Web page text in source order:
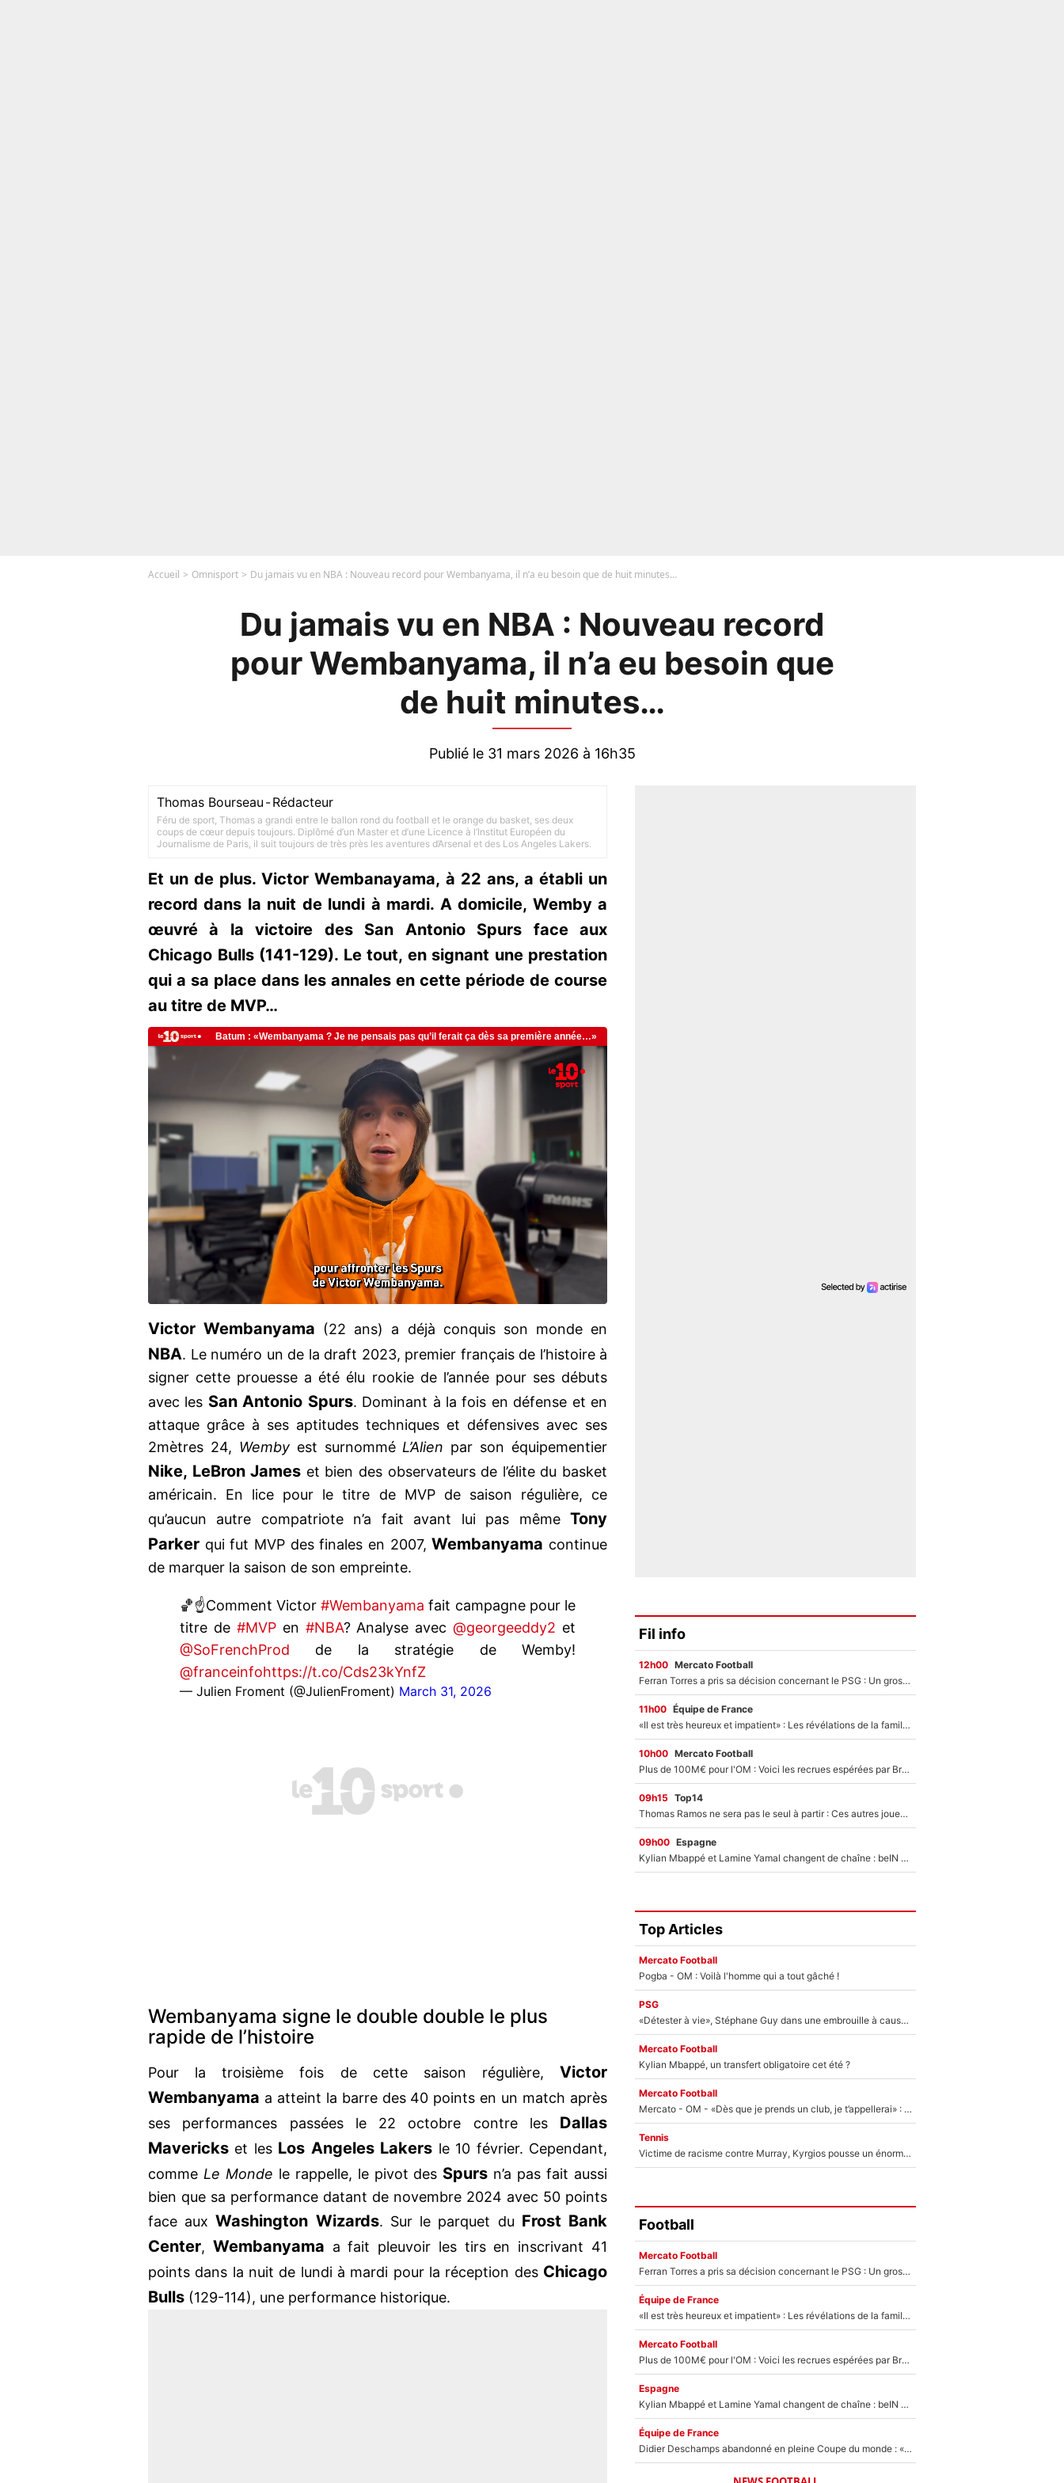
Accueil Omnisport Du jamais vu en NBA : Nouveau record pour Wembanyama, il n’a eu besoin que de huit minutes…
Du jamais vu en NBA : Nouveau record
pour Wembanyama, il n’a eu besoin que
de huit minutes…
Publié le 31 mars 2026 à 16h35
Thomas Bourseau -Rédacteur
Féru de sport, Thomas a grandi entre le ballon rond du football et le orange du basket, ses deux
coups de cœur depuis toujours. Diplômé d’un Master et d’une Licence à l’Institut Européen du
Journalisme de Paris, il suit toujours de très près les aventures d’Arsenal et des Los Angeles Lakers.
Et un de plus. Victor Wembanayama, à 22 ans, a établi un
record dans la nuit de lundi à mardi. A domicile, Wemby a
œuvré à la victoire des San Antonio Spurs face aux
Chicago Bulls (141-129). Le tout, en signant une prestation
qui a sa place dans les annales en cette période de course
au titre de MVP…
Victor Wembanyama (22 ans) a déjà conquis son monde en
NBA. Le numéro un de la draft 2023, premier français de l’histoire à
signer cette prouesse a été élu rookie de l’année pour ses débuts
avec les San Antonio Spurs. Dominant à la fois en défense et en
attaque grâce à ses aptitudes techniques et défensives avec ses
2mètres 24, Wemby est surnomméL’Alien par son équipementier
Nike, LeBron James et bien des observateurs de l’élite du basket
américain. En lice pour le titre de MVP de saison régulière, ce
qu’aucun autre compatriote n’a fait avant lui pas même Tony
Parker qui fut MVP des finales en 2007,Wembanyama continue
de marquer la saison de son empreinte.
🏀☝️Comment Victor #Wembanyama fait campagne pour le
titre de #MVPen #NBA? Analyse avec@georgeeddy2 et
@SoFrenchProd de la stratégie de Wemby!
@franceinfohttps://t.co/Cds23kYnfZ
— Julien Froment (@JulienFroment) March 31, 2026
Wembanyama signe le double double le plus
rapide de l’histoire
Pour la troisième fois de cette saison régulière, Victor
Wembanyama a atteint la barre des 40 points en un match après
ses performances passées le 22 octobre contre les Dallas
Mavericks et les Los Angeles Lakers le 10 février. Cependant,
comme Le Monde le rappelle, le pivot des Spurs n’a pas fait aussi
bien que sa performance datant de novembre 2024 avec 50 points
face auxWashington Wizards. Sur le parquet du Frost Bank
Center, Wembanyama a fait pleuvoir les tirs en inscrivant 41
points dans la nuit de lundi à mardi pour la réception des Chicago
Bulls (129-114), une performance historique.
Fil info
12h00 Mercato Football
Ferran Torres a pris sa décision concernant le PSG : Un gros club étranger prêt à relancer le feuilleton pour la signature du champion du monde 2026 !
11h00 Équipe de France
«Il est très heureux et impatient» : Les révélations de la famille Zidane sur sa prise de pouvoir en équipe de France !
10h00 Mercato Football
Plus de 100M€ pour l'OM : Voici les recrues espérées par Bruno Genesio et Grégory Lorenzi après l’opération dégraissage
09h15 Top14
Thomas Ramos ne sera pas le seul à partir : Ces autres joueurs du XV de France pourraient aussi quitter le Stade Toulousain, un club de Top 14 est déjà sur les rangs
09h00 Espagne
Kylian Mbappé et Lamine Yamal changent de chaîne : beIN SPORTS ne digère pas cette décision historique et prédit un fiasco pour la Liga
Top Articles
Mercato Football
Pogba - OM : Voilà l'homme qui a tout gâché !
PSG
«Détester à vie», Stéphane Guy dans une embrouille à cause du PSG !
Mercato Football
Kylian Mbappé, un transfert obligatoire cet été ?
Mercato Football
Mercato - OM - «Dès que je prends un club, je t’appellerai» : La promesse de Marcelino au moment de claquer la porte
Tennis
Victime de racisme contre Murray, Kyrgios pousse un énorme coup de gueule !
Football
Mercato Football
Ferran Torres a pris sa décision concernant le PSG : Un gros club étranger prêt à relancer le feuilleton pour la signature du champion du monde 2026 !
Équipe de France
«Il est très heureux et impatient» : Les révélations de la famille Zidane sur sa prise de pouvoir en équipe de France !
Mercato Football
Plus de 100M€ pour l'OM : Voici les recrues espérées par Bruno Genesio et Grégory Lorenzi après l’opération dégraissage
Espagne
Kylian Mbappé et Lamine Yamal changent de chaîne : beIN SPORTS ne digère pas cette décision historique et prédit un fiasco pour la Liga
Équipe de France
Didier Deschamps abandonné en pleine Coupe du monde : «La FFF était déjà passée à Zinedine Zidane»